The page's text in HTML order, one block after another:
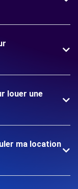
louer une
ma location